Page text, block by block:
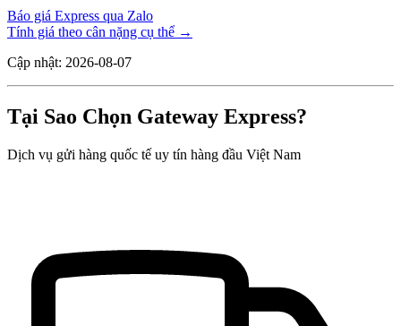
Báo giá Express qua Zalo
Tính giá theo cân nặng cụ thể →
Cập nhật: 2026-08-07
Tại Sao Chọn Gateway Express?
Dịch vụ gửi hàng quốc tế uy tín hàng đầu Việt Nam